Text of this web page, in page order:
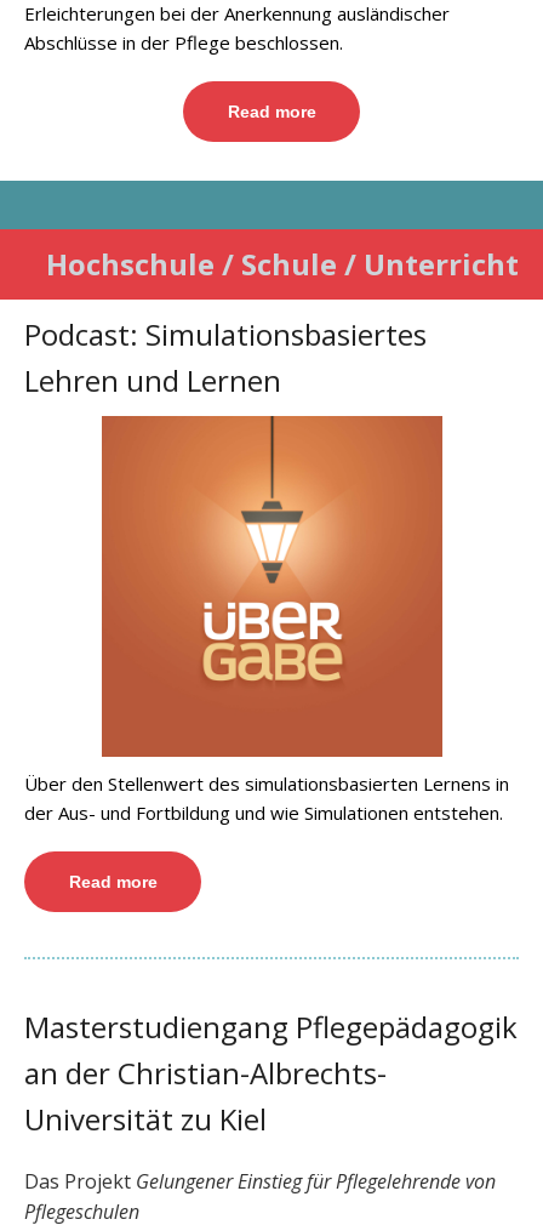
Erleichterungen bei der Anerkennung ausländischer
Abschlüsse in der Pflege beschlossen.
Read more
Hochschule / Schule / Unterricht
Podcast: Simulationsbasiertes
Lehren und Lernen
Über den Stellenwert des simulationsbasierten Lernens in
der Aus- und Fortbildung und wie Simulationen entstehen.
Read more
Masterstudiengang Pflegepädagogik
an der Christian-Albrechts-
Universität zu Kiel
Das Projekt Gelungener Einstieg für Pflegelehrende von
Pflegeschulen